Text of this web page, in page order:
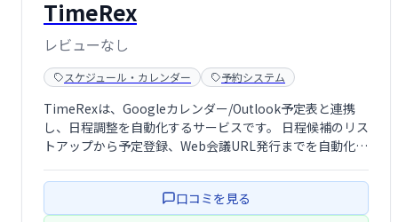
TimeRex
レビューなし
スケジュール・カレンダー 予約システム
TimeRexは、Googleカレンダー/Outlook予定表と連携
し、日程調整を自動化するサービスです。 日程候補のリス
トアップから予定登録、Web会議URL発行までを自動化。
きます。ビジネスシーンにおける面倒な日程調整業務を効
口コミを見る